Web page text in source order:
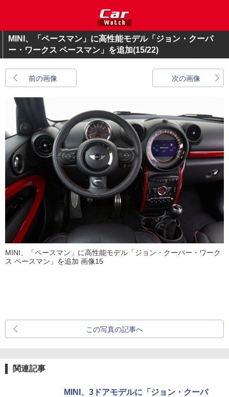
MINI、「ペースマン」に高性能モデル「ジョン・クーパ
ー・ワークス ペースマン」を追加(15/22)
前の画像 次の画像
MINI、「ペースマン」に高性能モデル「ジョン・クーパー・ワーク
ス ペースマン」を追加 画像15
この写真の記事へ
関連記事
MINI、3ドアモデルに「ジョン・クーパ